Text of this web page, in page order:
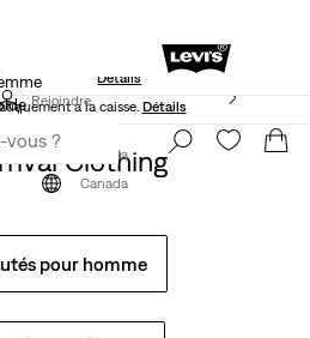
RABAIS SUR VOTRE PREMIÈRE COMMANDE
Détails
Rejoindre
Canada
SUR LES SOLDES.
à la caisse. Détails
maintenant
Canada
Clothing
pour homme